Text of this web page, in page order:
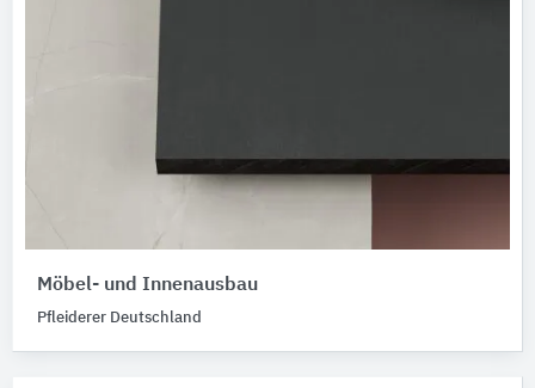
Möbel- und Innenausbau
Pfleiderer Deutschland